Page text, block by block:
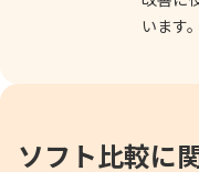
います。
ソフト比較に